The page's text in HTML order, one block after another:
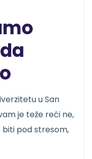
u San
je teže reći ne,
pod stresom,